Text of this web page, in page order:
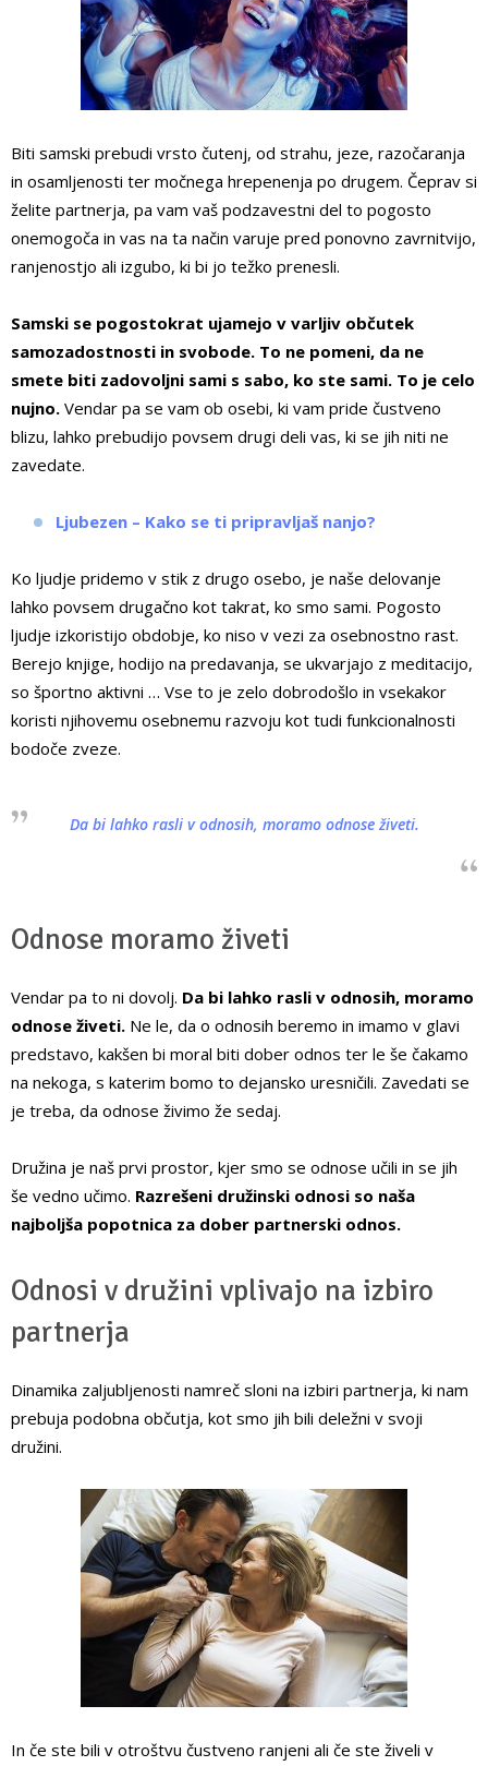
Biti samski prebudi vrsto čutenj, od strahu, jeze, razočaranja
in osamljenosti ter močnega hrepenenja po drugem. Čeprav si
želite partnerja, pa vam vaš podzavestni del to pogosto
onemogoča in vas na ta način varuje pred ponovno zavrnitvijo,
ranjenostjo ali izgubo, ki bi jo težko prenesli.
Samski se pogostokrat ujamejo v varljiv občutek
samozadostnosti in svobode. To ne pomeni, da ne
smete biti zadovoljni sami s sabo, ko ste sami. To je celo
nujno. Vendar pa se vam ob osebi, ki vam pride čustveno
blizu, lahko prebudijo povsem drugi deli vas, ki se jih niti ne
zavedate.
Ljubezen – Kako se ti pripravljaš nanjo?
Ko ljudje pridemo v stik z drugo osebo, je naše delovanje
lahko povsem drugačno kot takrat, ko smo sami. Pogosto
ljudje izkoristijo obdobje, ko niso v vezi za osebnostno rast.
Berejo knjige, hodijo na predavanja, se ukvarjajo z meditacijo,
so športno aktivni … Vse to je zelo dobrodošlo in vsekakor
koristi njihovemu osebnemu razvoju kot tudi funkcionalnosti
bodoče zveze.
Da bi lahko rasli v odnosih, moramo odnose živeti.
Odnose moramo živeti
Vendar pa to ni dovolj. Da bi lahko rasli v odnosih, moramo
odnose živeti. Ne le, da o odnosih beremo in imamo v glavi
predstavo, kakšen bi moral biti dober odnos ter le še čakamo
na nekoga, s katerim bomo to dejansko uresničili. Zavedati se
je treba, da odnose živimo že sedaj.
Družina je naš prvi prostor, kjer smo se odnose učili in se jih
še vedno učimo. Razrešeni družinski odnosi so naša
najboljša popotnica za dober partnerski odnos.
Odnosi v družini vplivajo na izbiro
partnerja
Dinamika zaljubljenosti namreč sloni na izbiri partnerja, ki nam
prebuja podobna občutja, kot smo jih bili deležni v svoji
družini.
In če ste bili v otroštvu čustveno ranjeni ali če ste živeli v